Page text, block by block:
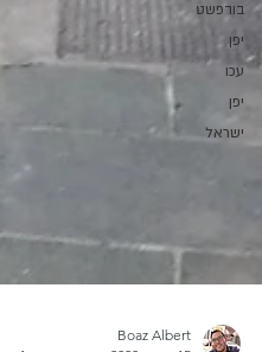
בודפשט
יפן
עכו
יפן
ישראל